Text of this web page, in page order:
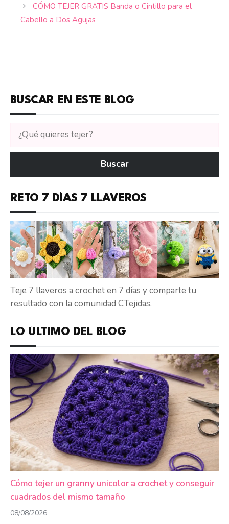
CÓMO TEJER GRATIS Banda o Cintillo para el
Cabello a Dos Agujas
BUSCAR EN ESTE BLOG
Buscar
tutoriales
en
Buscar
RETO 7 DÍAS 7 LLAVEROS
Teje 7 llaveros a crochet en 7 días y comparte tu
resultado con la comunidad CTejidas.
LO ÚLTIMO DEL BLOG
Cómo tejer un granny unicolor a crochet y conseguir
cuadrados del mismo tamaño
08/08/2026